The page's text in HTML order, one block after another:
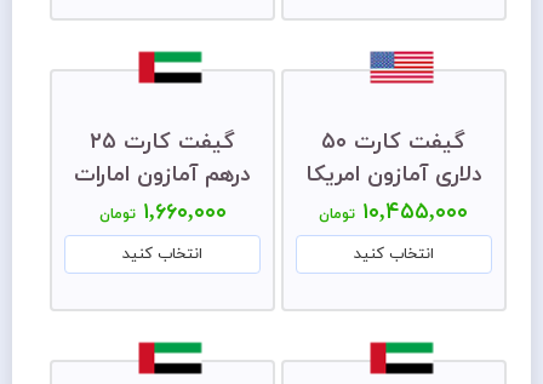
گیفت کارت ۵۰
دلاری آمازون امریکا
۱۰,۴۵۵,۰۰۰ تومان
انتخاب کنید
گیفت کارت ۲۵
درهم آمازون امارات
۱,۶۶۰,۰۰۰ تومان
انتخاب کنید